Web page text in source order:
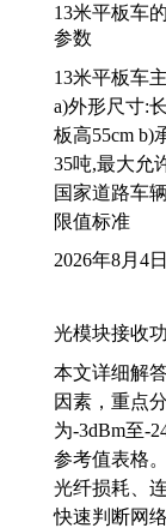
13米平板车
参数
13米平板车
a)外形尺寸:
板高55cm b)
35吨,最大允
国家道路车
限值标准
2026年8月4日
光模块接收
本文详细解
因素，重点
为-3dBm至-
参考值表格
光纤损耗、
快速判断网